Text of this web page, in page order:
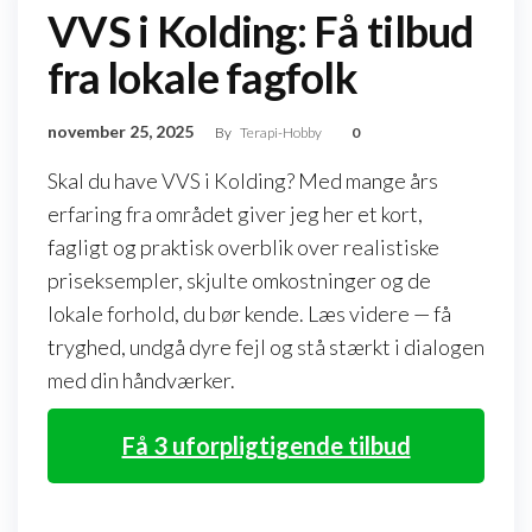
VVS i Kolding: Få tilbud
fra lokale fagfolk
november 25, 2025 By Terapi-Hobby 0
Skal du have VVS i Kolding? Med mange års
erfaring fra området giver jeg her et kort,
fagligt og praktisk overblik over realistiske
priseksempler, skjulte omkostninger og de
lokale forhold, du bør kende. Læs videre — få
tryghed, undgå dyre fejl og stå stærkt i dialogen
med din håndværker.
Få 3 uforpligtigende tilbud